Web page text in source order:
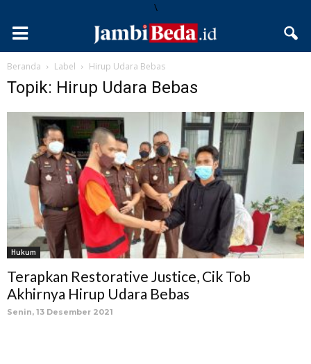
\
Beranda Label Hirup Udara Bebas
Topik: Hirup Udara Bebas
Hukum
Terapkan Restorative Justice, Cik Tob
Akhirnya Hirup Udara Bebas
Senin, 13 Desember 2021